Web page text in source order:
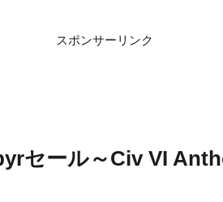
スポンサーリンク
セール～Civ VI